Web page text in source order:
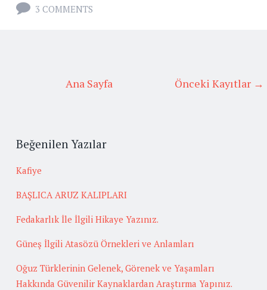
3 COMMENTS
Önceki Kayıtlar →
Ana Sayfa
Beğenilen Yazılar
Kafiye
BAŞLICA ARUZ KALIPLARI
Fedakarlık İle İlgili Hikaye Yazınız.
Güneş İlgili Atasözü Örnekleri ve Anlamları
Oğuz Türklerinin Gelenek, Görenek ve Yaşamları
Hakkında Güvenilir Kaynaklardan Araştırma Yapınız.